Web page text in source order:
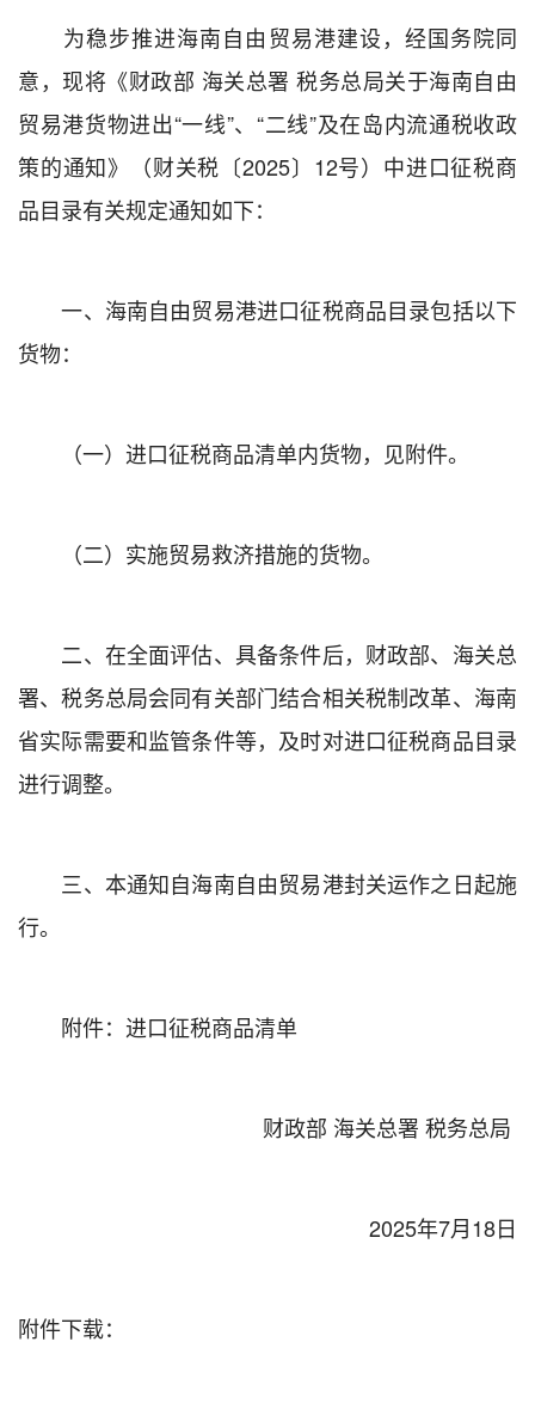
为稳步推进海南自由贸易港建设，经国务院同
意，现将《财政部 海关总署 税务总局关于海南自由
贸易港货物进出“一线”、“二线”及在岛内流通税收政
策的通知》（财关税〔2025〕12号）中进口征税商
品目录有关规定通知如下：
一、海南自由贸易港进口征税商品目录包括以下
货物：
（一）进口征税商品清单内货物，见附件。
（二）实施贸易救济措施的货物。
二、在全面评估、具备条件后，财政部、海关总
署、税务总局会同有关部门结合相关税制改革、海南
省实际需要和监管条件等，及时对进口征税商品目录
进行调整。
三、本通知自海南自由贸易港封关运作之日起施
行。
附件：进口征税商品清单
财政部 海关总署 税务总局
2025年7月18日
附件下载：